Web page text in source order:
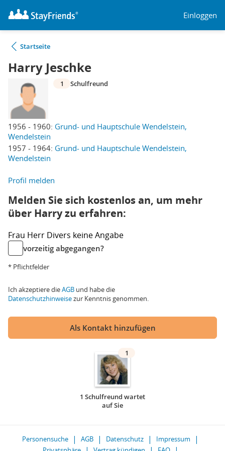
Einloggen
Startseite
Harry Jeschke
1956 - 1960: Grund- und Hauptschule Wendelstein,
Wendelstein
1957 - 1964: Grund- und Hauptschule Wendelstein,
Wendelstein
1 Schulfreund
Profil melden
Melden Sie sich kostenlos an, um mehr
über Harry zu erfahren:
Frau Herr Divers keine Angabe
vorzeitig abgegangen?
* Pflichtfelder
Ich akzeptiere dieAGB und habe die
Datenschutzhinweisezur Kenntnis genommen.
Als Kontakt hinzufügen
1
1 Schulfreund wartet
auf Sie
Personensuche AGB Datenschutz
Impressum